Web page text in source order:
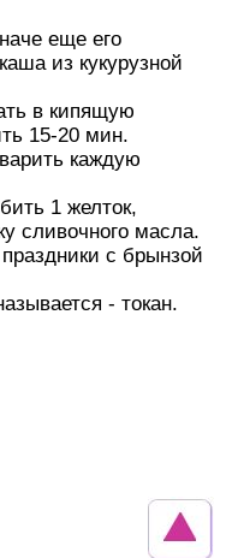
еще его
из кукурузной
в кипящую
15-20 мин.
каждую
1 желток,
сливочного масла.
с брынзой
- токан.